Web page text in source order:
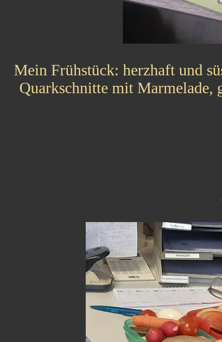
Mein Frühstück: herzhaft und
Quarkschnitte mit Marmelade,